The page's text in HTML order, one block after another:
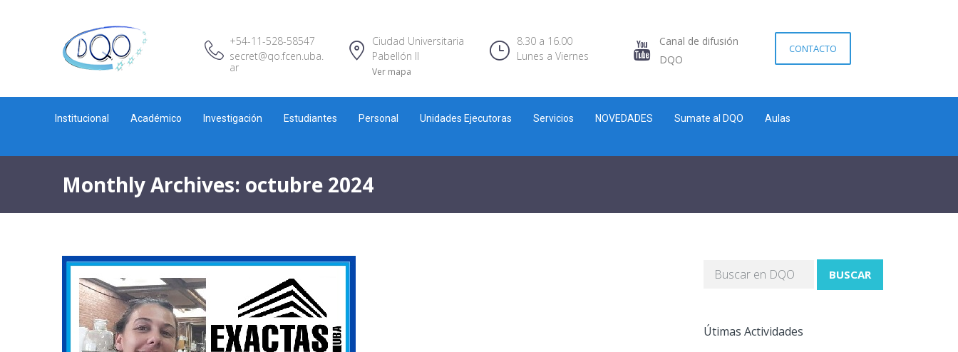
+54-11-528-58547
secret@qo.fcen.uba.
ar
Ciudad Universitaria
Pabellón II
Ver mapa
8.30 a 16.00
Lunes a Viernes
Canal de difusión
DQO
CONTACTO
Institucional Académico Investigación Estudiantes Personal Unidades Ejecutoras Servicios NOVEDADES Sumate al DQO Aulas
Monthly Archives: octubre 2024
BUSCAR
Útimas Actividades